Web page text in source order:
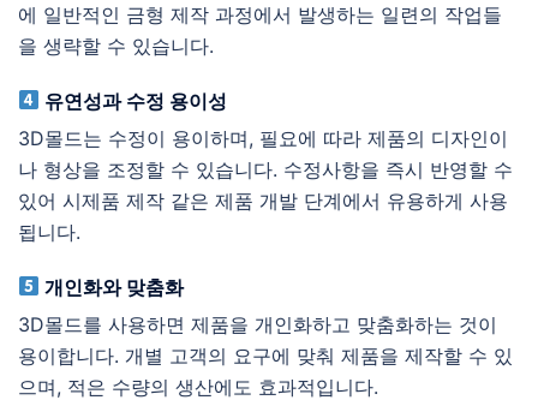
에 일반적인 금형 제작 과정에서 발생하는 일련의 작업들
을 생략할 수 있습니다.
유연성과 수정 용이성
3D몰드는 수정이 용이하며, 필요에 따라 제품의 디자인이
나 형상을 조정할 수 있습니다. 수정사항을 즉시 반영할 수
있어 시제품 제작 같은 제품 개발 단계에서 유용하게 사용
됩니다.
개인화와 맞춤화
3D몰드를 사용하면 제품을 개인화하고 맞춤화하는 것이
용이합니다. 개별 고객의 요구에 맞춰 제품을 제작할 수 있
으며, 적은 수량의 생산에도 효과적입니다.